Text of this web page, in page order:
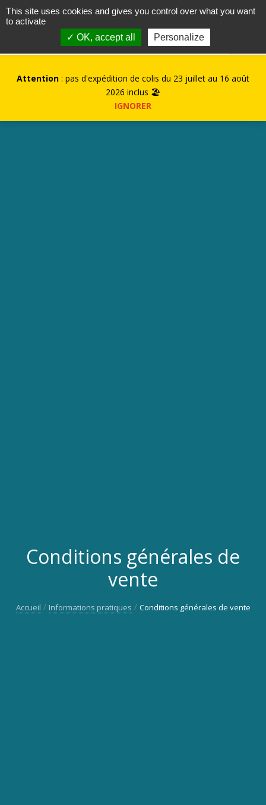
contact@kurioz.org
Attention : pas d'expédition de colis du 23 juillet au 16 août
2026 inclus 🏖️
IGNORER
Conditions générales de
vente
Accueil Informations pratiques Conditions générales de vente
This site uses cookies and gives you control over what you want
to activate
✓ OK, accept all
Personalize